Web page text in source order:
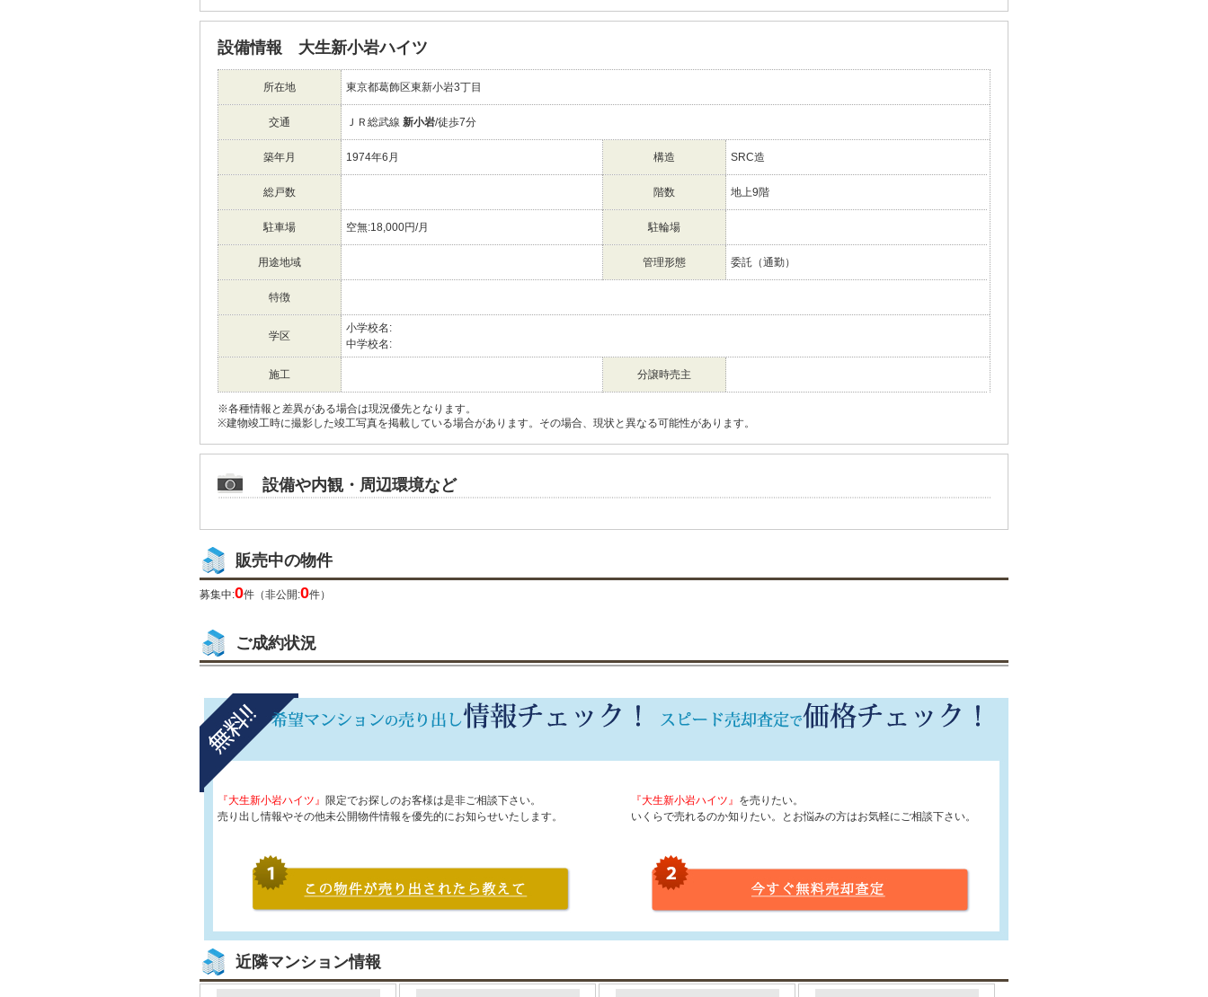
設備情報 大生新小岩ハイツ
所在地 東京都葛飾区東新小岩3丁目
交通 ＪＲ総武線 新小岩/徒歩7分
築年月 1974年6月 構造 SRC造
総戸数 階数 地上9階
駐車場 空無:18,000円/月 駐輪場
用途地域 管理形態 委託（通勤）
特徴
学区
小学校名:
中学校名:
施工 分譲時売主
※各種情報と差異がある場合は現況優先となります。
※建物竣工時に撮影した竣工写真を掲載している場合があります。その場合、現状と異なる可能性があります。
設備や内観・周辺環境など
販売中の物件
募集中:0件（非公開:0件）
ご成約状況
『大生新小岩ハイツ』 限定でお探しのお客様は是非ご相談下さい。
売り出し情報やその他未公開物件情報を優先的にお知らせいたします。
『大生新小岩ハイツ』 を売りたい。
いくらで売れるのか知りたい。とお悩みの方はお気軽にご相談下さい。
近隣マンション情報